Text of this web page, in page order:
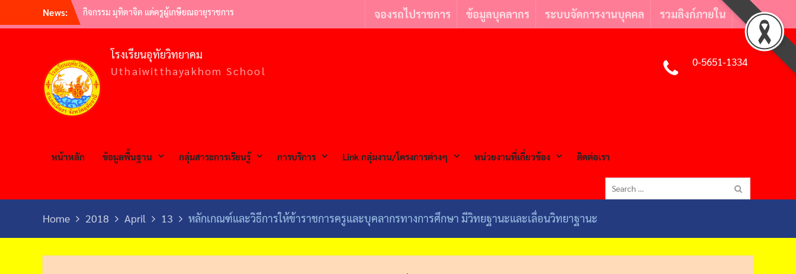
to
News:
กิจกรรม มุทิตาจิต แด่ครูผู้เกษียณอายุราชการ
วันไหว้ครู ประจำปีการศึกษา 2565
ต้อนรับคณะศึกษาดูงาน คณะผู้บริหารสถาน
ศึกษามัธยมศึกษาสหวิทยาเขตประโคนชัย
พิธีถวายราชสักการะวันพ่อขุนรามคำแหง
มหาราช และวันยุทธหัตถีสมเด็จพระนเรศวร
มหาราช
Facebook
จองรถไปราชการ ข้อมูลบุคลากร ระบบจัดการงานบุคคล รวมลิงก์ภายใน
โรงเรียนอุทัยวิทยาคม
Uthaiwitthayakhom School
0-5651-1334
หน้าหลัก ข้อมูลพื้นฐาน กลุ่มสาระการเรียนรู้ การบริการ Link กลุ่มงาน/โครงการต่างๆ หน่วยงานที่เกี่ยวข้อง ติดต่อเรา
Search
for:
Home
2018 April 13 หลักเกณฑ์และวิธีการให้ข้าราชการครูและบุคลากรทางการศึกษา มีวิทยฐานะและเลื่อนวิทยาฐานะ